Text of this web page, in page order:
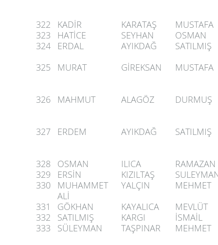
322 KADİR KARATAŞ
MUSTAFA
323
HATİCE SEYHAN
OSMAN
324
ERDAL AYIKDAĞ
SATILMIŞ
325
MURAT GİREKSAN MUSTAFA
326 MAHMUT ALAGÖZ DURMUŞ
327 ERDEM AYIKDAĞ SATILMIŞ
328 OSMAN ILICA
RAMAZAN
329
ERSİN KIZILTAŞ
330
MUHAMMET
ALİ
YALÇIN
MEHMET
331
GÖKHAN KAYALICA
MEVLÜT
332
SATILMIŞ KARGI
İSMAİL
333
SÜLEYMAN TAŞPINAR MEHMET